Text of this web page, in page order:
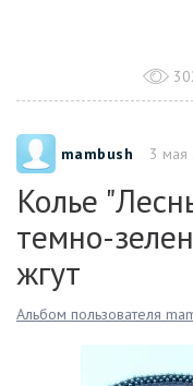
mambush 3 мая
Колье
темно-
жгут
Альбом пользователя